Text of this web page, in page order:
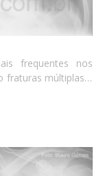
frequentes nos